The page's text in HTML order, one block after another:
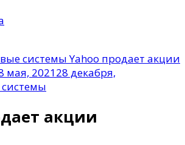
системыYahoo продает акции
мая, 202128 декабря,
акции